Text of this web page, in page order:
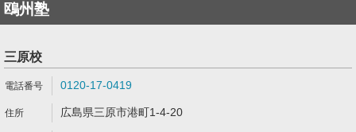
鴎州塾
三原校
0120-17-0419
広島県三原市港町1-4-20